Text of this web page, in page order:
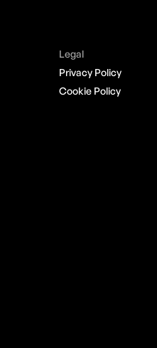
Legal
Privacy Policy
Cookie Policy